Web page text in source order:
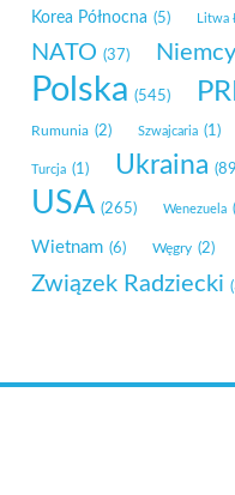
Korea Północna (5) Litwa
NATO (37) Niemcy
Polska (545)
Rumunia (2) Szwajcaria (1)
Turcja (1) Ukraina
USA (265) Wenezuela
Wietnam (6) Węgry (2)
Związek Radziecki